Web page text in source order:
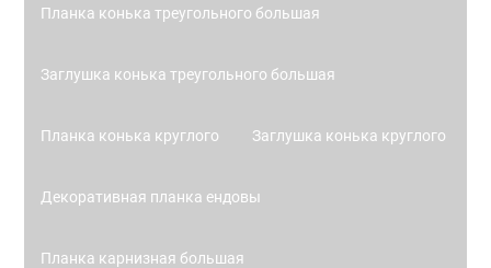
Планка конька треугольного большая
Заглушка конька треугольного большая
Планка конька круглого Заглушка конька круглого
Декоративная планка ендовы
Планка карнизная большая